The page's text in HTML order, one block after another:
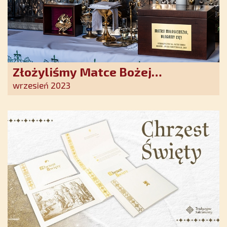
Złożyliśmy Matce Bożej
Ostrobramskiej pozłacane wotum
wrzesień 2023